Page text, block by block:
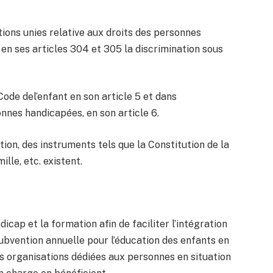
unies relative aux droits des personnes
ses articles 304 et 305 la discrimination sous
del’enfant en son article 5 et dans
handicapées, en son article 6.
des instruments tels que la Constitution de la
etc. existent.
et la formation afin de faciliter l’intégration
annuelle pour l’éducation des enfants en
dédiées aux personnes en situation